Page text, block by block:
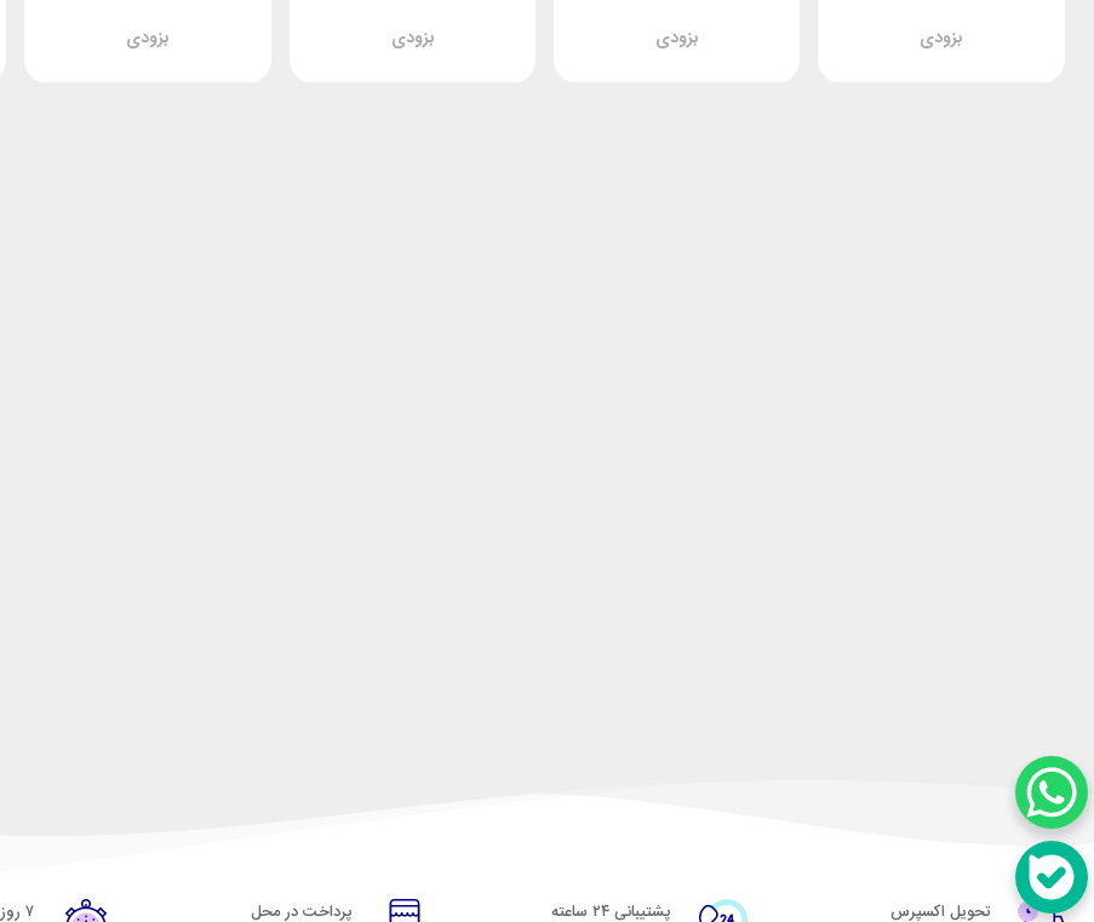
بزودی بزودی بزودی بزودی
تحویل اکسپرس پشتیبانی ۲۴ ساعته پرداخت در محل ۷ روز ضمانت